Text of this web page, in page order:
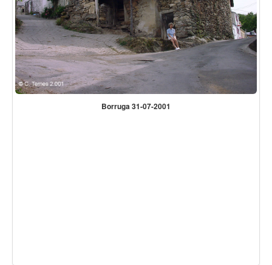
Borruga 31-07-2001